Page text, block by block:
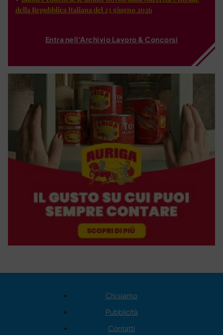
della Repubblica Italiana del 23 giugno 2026
Entra nell'Archivio Lavoro & Concorsi
Chi siamo
Pubblicità
Contatti